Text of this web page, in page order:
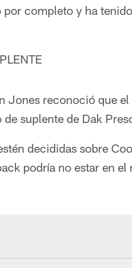
completo y ha
Jones reconoció que
suplente de Dak
decididas sobre
podría no estar en el